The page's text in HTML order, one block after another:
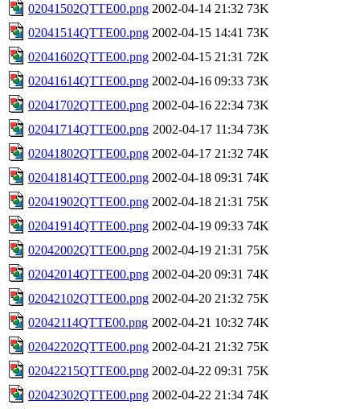
02041502QTTE00.png 2002-04-14 21:32 73K
02041514QTTE00.png 2002-04-15 14:41 73K
02041602QTTE00.png 2002-04-15 21:31 72K
02041614QTTE00.png 2002-04-16 09:33 73K
02041702QTTE00.png 2002-04-16 22:34 73K
02041714QTTE00.png 2002-04-17 11:34 73K
02041802QTTE00.png 2002-04-17 21:32 74K
02041814QTTE00.png 2002-04-18 09:31 74K
02041902QTTE00.png 2002-04-18 21:31 75K
02041914QTTE00.png 2002-04-19 09:33 74K
02042002QTTE00.png 2002-04-19 21:31 75K
02042014QTTE00.png 2002-04-20 09:31 74K
02042102QTTE00.png 2002-04-20 21:32 75K
02042114QTTE00.png 2002-04-21 10:32 74K
02042202QTTE00.png 2002-04-21 21:32 75K
02042215QTTE00.png 2002-04-22 09:31 75K
02042302QTTE00.png 2002-04-22 21:34 74K